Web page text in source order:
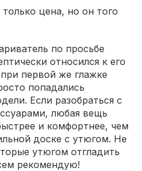
цена, но он того
по просьбе
относился к его
первой же глажке
попадались
Если разобраться с
любая вещь
и комфортнее, чем
доске с утюгом. Не
утюгом отгладить
рекомендую!